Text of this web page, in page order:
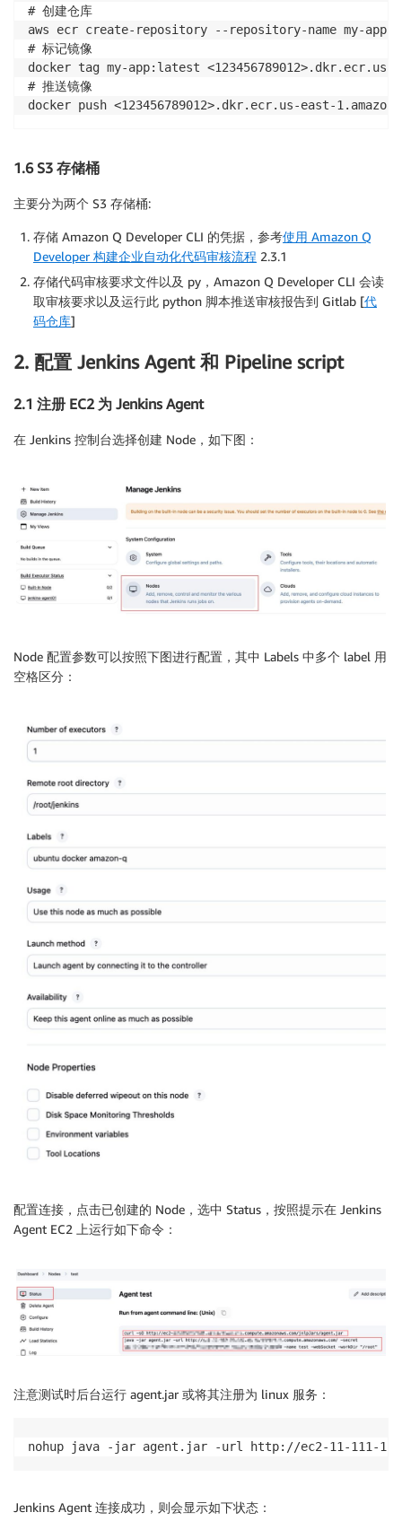
# 创建仓库
aws ecr create-repository --repository-name my-app
# 标记镜像
docker tag my-app:latest <123456789012>.dkr.ecr.us-
# 推送镜像
1.6 S3 存储桶
主要分为两个 S3 存储桶:
存储 Amazon Q Developer CLI 的凭据，参考使用 Amazon Q
Developer 构建企业自动化代码审核流程 2.3.1
存储代码审核要求文件以及 py，Amazon Q Developer CLI 会读
取审核要求以及运行此 python 脚本推送审核报告到 Gitlab [代
码仓库]
2. 配置 Jenkins Agent 和 Pipeline script
2.1 注册 EC2 为 Jenkins Agent
在 Jenkins 控制台选择创建 Node，如下图：
Node 配置参数可以按照下图进行配置，其中 Labels 中多个 label 用
空格区分：
配置连接，点击已创建的 Node，选中 Status，按照提示在 Jenkins
Agent EC2 上运行如下命令：
注意测试时后台运行 agent.jar 或将其注册为 linux 服务：
nohup java -jar agent.jar -url http://ec2-11-111-11-
Jenkins Agent 连接成功，则会显示如下状态：